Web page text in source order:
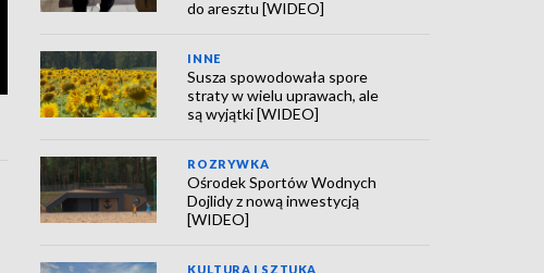
do aresztu [WIDEO]
INNE
Susza spowodowała spore
straty w wielu uprawach, ale
są wyjątki [WIDEO]
ROZRYWKA
Ośrodek Sportów Wodnych
Dojlidy z nową inwestycją
[WIDEO]
KULTURA I SZTUKA